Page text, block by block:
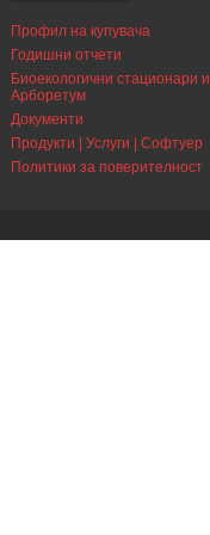
Профил на купувача
Годишни отчети
Биоекологични стационари и
Арборетум
Документи
Продукти | Услуги | Софтуер
Политики за поверителност